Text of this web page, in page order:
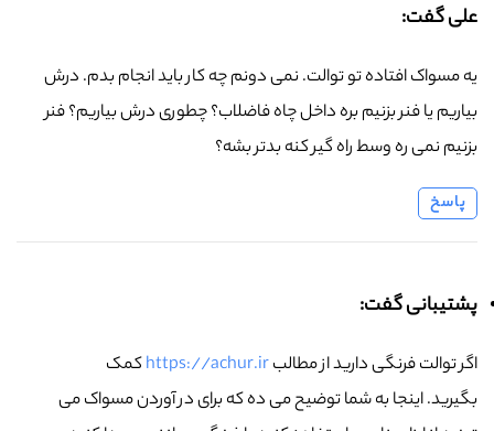
علی گفت:
یه مسواک افتاده تو توالت. نمی دونم چه کار باید انجام بدم. درش
بیاریم یا فنر بزنیم بره داخل چاه فاضلاب؟ چطوری درش بیاریم؟ فنر
بزنیم نمی ره وسط راه گیر کنه بدتر بشه؟
پاسخ
پشتیبانی گفت:
اگر توالت فرنگی دارید از مطالبhttps://achur.irکمک
بگیرید. اینجا به شما توضیح می ده که برای در آوردن مسواک می